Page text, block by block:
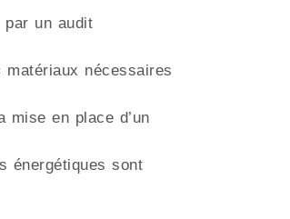
un audit
nécessaires
en place d’un
énergétiques sont